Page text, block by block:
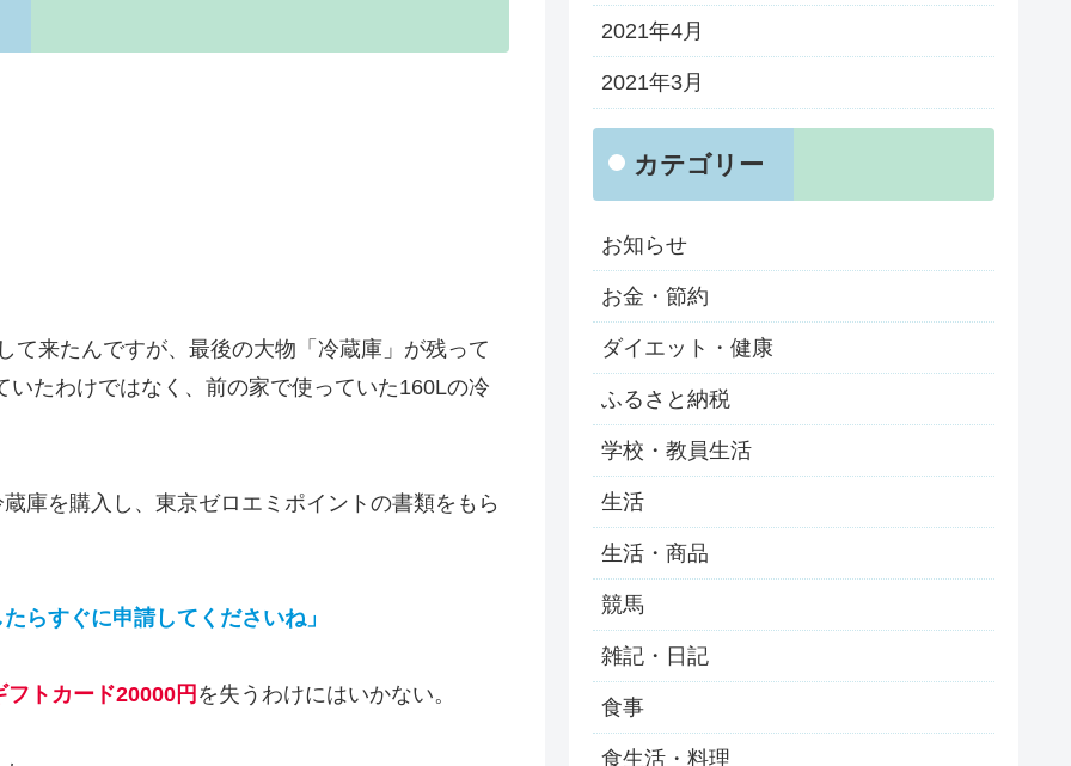
て来たんですが、最後の大物「冷蔵庫」が残って
たわけではなく、前の家で使っていた160Lの冷
庫を購入し、東京ゼロエミポイントの書類をもら
らすぐに申請してくださいね」
フトカード20000円 を失うわけにはいかない。
2021年4月
2021年3月
カテゴリー
お知らせ
お金・節約
ダイエット・健康
ふるさと納税
学校・教員生活
生活
生活・商品
競馬
雑記・日記
食事
食生活・料理